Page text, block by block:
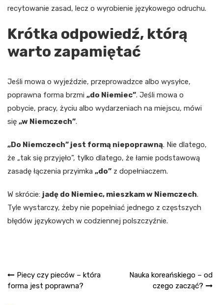
recytowanie zasad, lecz o wyrobienie językowego odruchu.
Krótka odpowiedź, którą
warto zapamiętać
Jeśli mowa o wyjeździe, przeprowadzce albo wysyłce,
poprawna forma brzmi „do Niemiec”. Jeśli mowa o
pobycie, pracy, życiu albo wydarzeniach na miejscu, mówi
się „w Niemczech”.
„Do Niemczech” jest formą niepoprawną. Nie dlatego,
że „tak się przyjęło”, tylko dlatego, że łamie podstawową
zasadę łączenia przyimka „do” z dopełniaczem.
W skrócie: jadę do Niemiec, mieszkam w Niemczech.
Tyle wystarczy, żeby nie popełniać jednego z częstszych
błędów językowych w codziennej polszczyźnie.
Nawigacja
wpisu
Piecy czy pieców – która
forma jest poprawna?
Nauka koreańskiego – od
czego zacząć?